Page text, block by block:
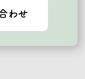
わせ